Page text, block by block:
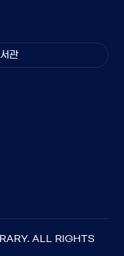
관
ALL RIGHTS